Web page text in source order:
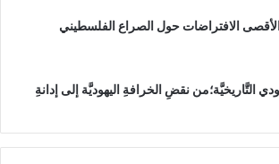
الافتراضات حول الصراع الفلسطيني
التَّاريخيَّة؛من نقضِ الخرافةِ اليهوديَّة إلى إدانةِ